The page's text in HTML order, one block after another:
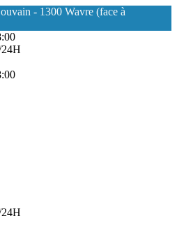
- 1300 Wavre (face à